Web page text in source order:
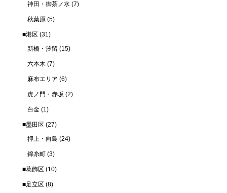
神田・御茶ノ水 (7)
秋葉原 (5)
■港区 (31)
新橋・汐留 (15)
六本木 (7)
麻布エリア (6)
虎ノ門・赤坂 (2)
白金 (1)
■墨田区 (27)
押上・向島 (24)
錦糸町 (3)
■葛飾区 (10)
■足立区 (8)